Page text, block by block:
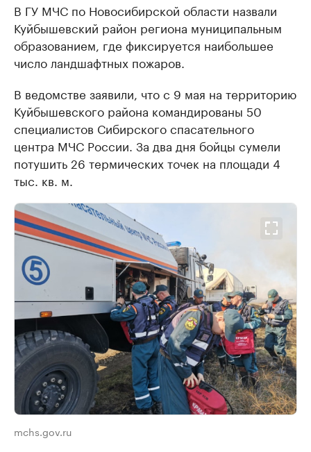
В ГУ МЧС по Новосибирской области назвали
Куйбышевский район региона муниципальным
образованием, где фиксируется наибольшее
число ландшафтных пожаров.
В ведомстве заявили, что с 9 мая на территорию
Куйбышевского района командированы 50
специалистов Сибирского спасательного
центра МЧС России. За два дня бойцы сумели
потушить 26 термических точек на площади 4
тыс. кв. м.
mchs.gov.ru